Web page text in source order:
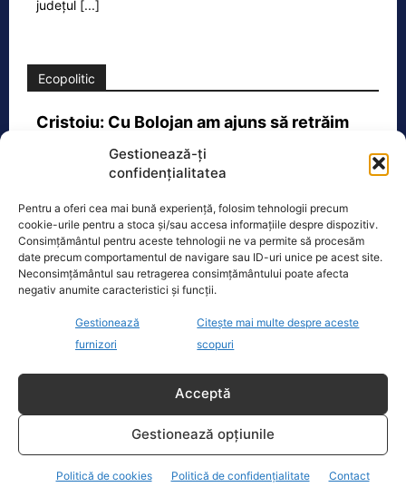
Gestionează-ți
confidențialitatea
Pentru a oferi cea mai bună experiență, folosim tehnologii precum
cookie-urile pentru a stoca și/sau accesa informațiile despre dispozitiv.
Consimțământul pentru aceste tehnologii ne va permite să procesăm
date precum comportamentul de navigare sau ID-uri unice pe acest site.
Neconsimțământul sau retragerea consimțământului poate afecta
negativ anumite caracteristici și funcții.
Gestionează
furnizori
Citește mai multe despre aceste
scopuri
Acceptă
Gestionează opțiunile
Politică de cookies Politică de confidențialitate Contact
județul [...]
Ecopolitic
Cristoiu: Cu Bolojan am ajuns să retrăim
Invitat la Marius Tucă Show, Ion
de Ilie Bolojan privind reducerea
consumului de energie electrică[...]
Oficiul de Știri
Cele 4 barje vor fi scufundate vineri, 7
august. Autoritățile au intrat în linie
dreaptă cu una dintre cele mai[...]